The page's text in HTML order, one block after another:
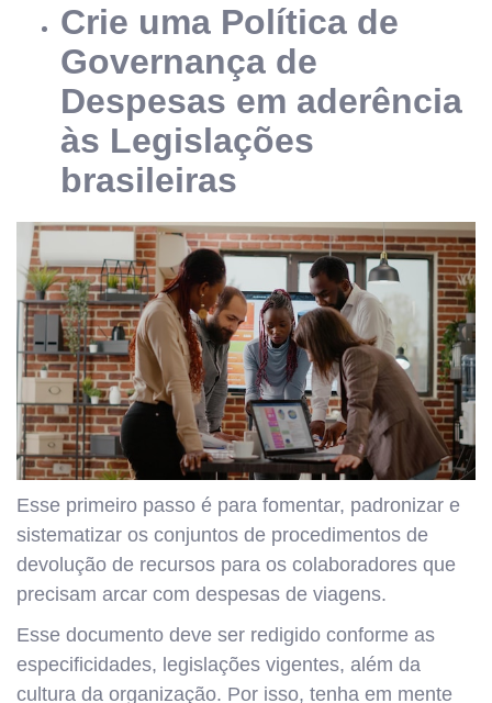
Crie uma Política de
Governança de
Despesas em aderência
às Legislações
brasileiras
Esse primeiro passo é para fomentar, padronizar e
sistematizar os conjuntos de procedimentos de
devolução de recursos para os colaboradores que
precisam arcar com despesas de viagens.
Esse documento deve ser redigido conforme as
especificidades, legislações vigentes, além da
cultura da organização. Por isso, tenha em mente